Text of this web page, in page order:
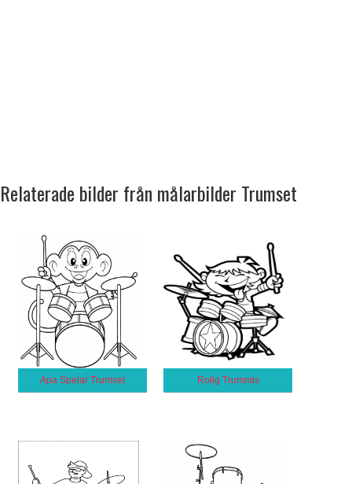
Relaterade bilder från målarbilder Trumset
Apa Spelar Trumset Rolig Trummis